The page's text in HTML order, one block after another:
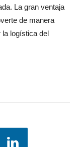
La gran ventaja
de manera
logística del